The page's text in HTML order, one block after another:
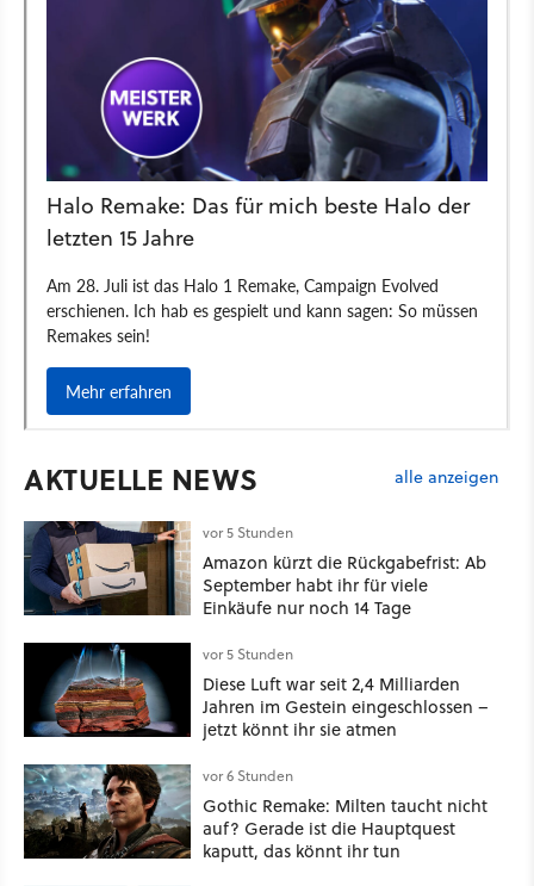
AKTUELLE NEWS alle anzeigen
vor 5 Stunden
Amazon kürzt die Rückgabefrist: Ab
September habt ihr für viele
Einkäufe nur noch 14 Tage
vor 5 Stunden
Diese Luft war seit 2,4 Milliarden
Jahren im Gestein eingeschlossen –
jetzt könnt ihr sie atmen
vor 6 Stunden
Gothic Remake: Milten taucht nicht
auf? Gerade ist die Hauptquest
kaputt, das könnt ihr tun